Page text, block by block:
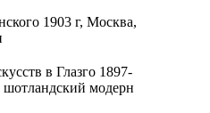
1903 г, Москва,
в Глазго 1897-
модерн